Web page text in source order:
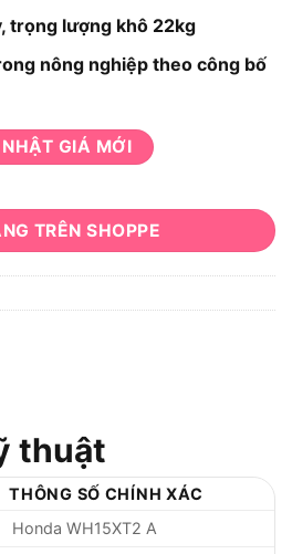
trọng lượng khô 22kg
nông nghiệp theo công bố
GIÁ MỚI
A số lượng
TRÊN SHOPPE
thuật
THÔNG SỐ CHÍNH XÁC
Honda WH15XT2 A